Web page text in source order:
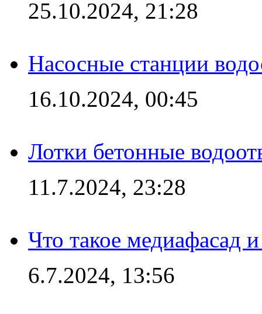
25.10.2024, 21:28
Насосные станции
16.10.2024, 00:45
Лотки бетонные
11.7.2024, 23:28
Что такое медиафасад
6.7.2024, 13:56